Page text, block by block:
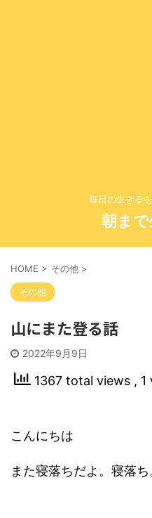
毎日の生きる
朝ま
HOME > その他 >
その他
山にまた登る話
2022年9月9日
1367 total views , 1
こんにちは
また寝落ちだよ。寝落ち